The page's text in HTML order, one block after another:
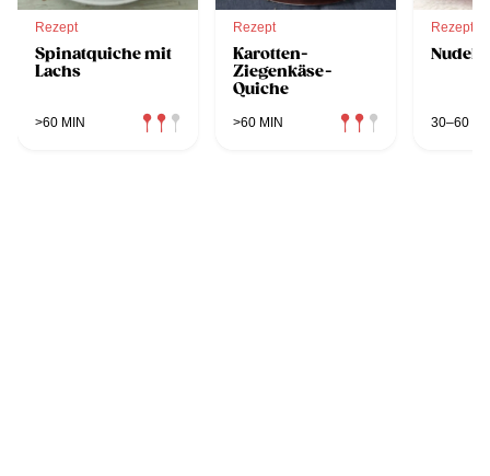
Rezept
Spinatquiche mit
Lachs
>60 MIN
Rezept
Karotten-
Ziegenkäse-
Quiche
>60 MIN
Rezept
30–60